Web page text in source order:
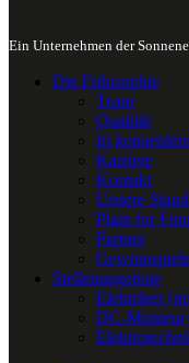
Ein Unternehmen der
Die Frilosophie
Team
Qualität
fri
Karriere
Kontakt
Unsere
Plant for
Partner
Stellenangebote
Elektriker
DC-